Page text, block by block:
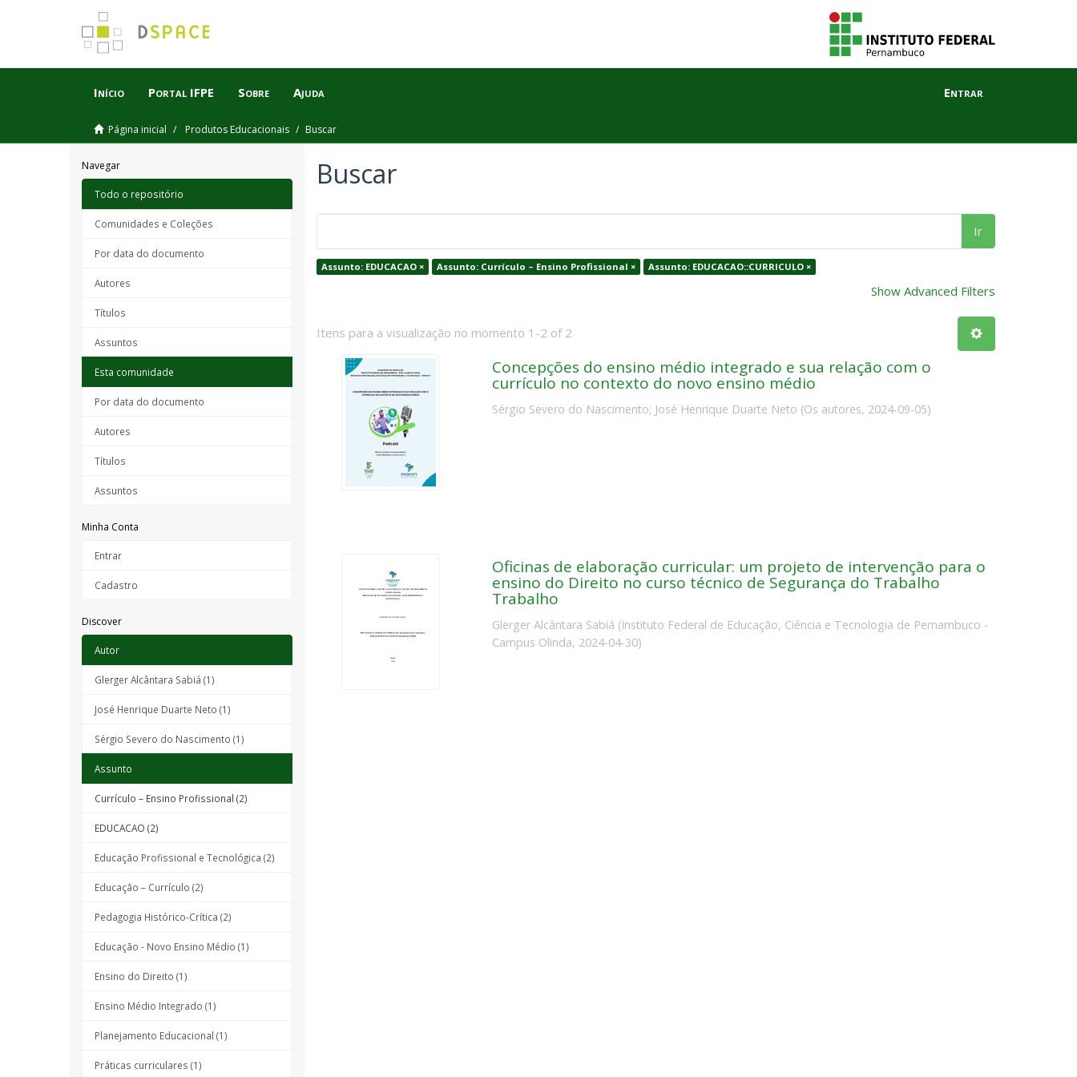
Início Portal IFPE Sobre Ajuda Entrar
Página inicial Produtos Educacionais Buscar
Navegar
Todo o repositório
Comunidades e Coleções
Por data do documento
Autores
Títulos
Assuntos
Esta comunidade
Por data do documento
Autores
Títulos
Assuntos
Minha Conta
Entrar
Cadastro
Discover
Autor
Glerger Alcântara Sabiá (1)
José Henrique Duarte Neto (1)
Sérgio Severo do Nascimento (1)
Assunto
Currículo – Ensino Profissional (2)
EDUCACAO (2)
Educação Profissional e Tecnológica (2)
Educação – Currículo (2)
Pedagogia Histórico-Crítica (2)
Educação - Novo Ensino Médio (1)
Ensino do Direito (1)
Ensino Médio Integrado (1)
Planejamento Educacional (1)
Práticas curriculares (1)
Buscar
Ir
Assunto: EDUCACAO × Assunto: Currículo – Ensino Profissional × Assunto: EDUCACAO::CURRICULO ×
Show Advanced Filters
Itens para a visualização no momento 1-2 of 2
Concepções do ensino médio integrado e sua relação com o
currículo no contexto do novo ensino médio
Sérgio Severo do Nascimento; José Henrique Duarte Neto (Os autores, 2024-09-05)
Oficinas de elaboração curricular: um projeto de intervenção para o
ensino do Direito no curso técnico de Segurança do Trabalho
Trabalho
Glerger Alcântara Sabiá (Instituto Federal de Educação, Ciência e Tecnologia de Pernambuco -
Campus Olinda, 2024-04-30)